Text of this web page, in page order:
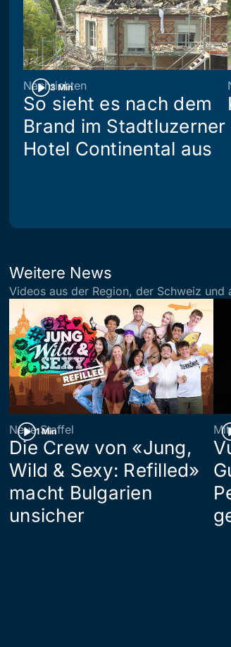
3 Min
Nachrichten
So sieht es nach dem
Brand im Stadtluzerner
Hotel Continental aus
Weitere News
Videos aus der Region, der Schweiz und
1 Min
Neue Staffel
Die Crew von «Jung,
Wild & Sexy: Refilled»
macht Bulgarien
unsicher